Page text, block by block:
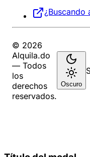
¿Buscando
© 2026
Alquila.do
— Todos
los
derechos
reservados.
Oscuro